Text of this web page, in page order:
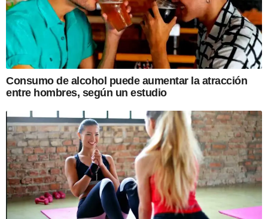
Consumo de alcohol puede aumentar la atracción
entre hombres, según un estudio